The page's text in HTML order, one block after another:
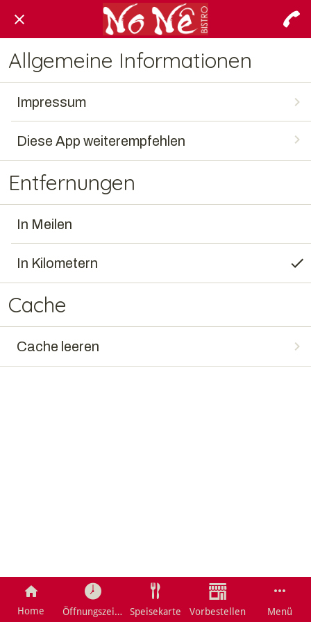
Allgemeine Informationen
Impressum
Diese App weiterempfehlen
Entfernungen
In Meilen
In Kilometern
Cache
Cache leeren
Home
Öffnungszeite
Speisekarte Vorbestellen Menü